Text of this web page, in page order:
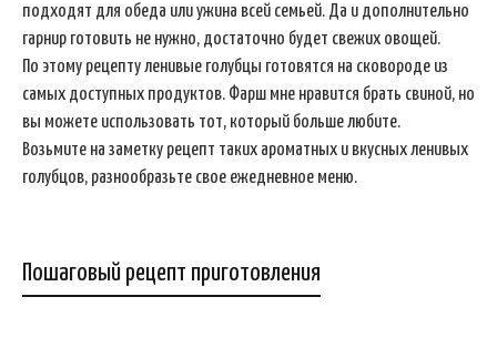
подходят для обеда или ужина всей семьей. Да и дополнительно
гарнир готовить не нужно, достаточно будет свежих овощей.
По этому рецепту ленивые голубцы готовятся на сковороде из
самых доступных продуктов. Фарш мне нравится брать свиной, но
вы можете использовать тот, который больше любите.
Возьмите на заметку рецепт таких ароматных и вкусных ленивых
голубцов, разнообразьте свое ежедневное меню.
Пошаговый рецепт приготовления